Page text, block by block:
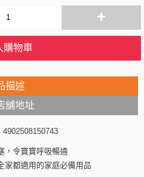
+
購物車
描述
舖地址
4902508150743
，令寶寶呼吸暢通
家都適用的家庭必備用品